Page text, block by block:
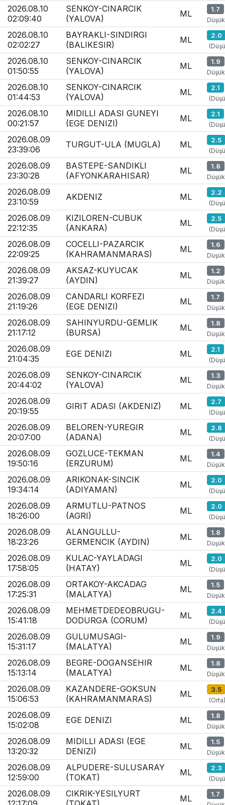
2026.08.10
02:09:40
SENKOY-CINARCIK
(YALOVA)
ML 1.7
2026.08.10
02:02:27
BAYRAKLI-SINDIRGI
(BALIKESIR)
ML 2.0
2026.08.10
01:50:55
SENKOY-CINARCIK
(YALOVA)
ML 1.9
2026.08.10
01:44:53
SENKOY-CINARCIK
(YALOVA)
ML 2.1
2026.08.10
00:21:57
MIDILLI ADASI GUNEYI
(EGE DENIZI)
ML 2.1
2026.08.09
23:39:06
TURGUT-ULA (MUGLA) ML 2.5
2026.08.09
23:30:28
BASTEPE-SANDIKLI
(AFYONKARAHISAR)
ML 1.8
2026.08.09
23:10:59
AKDENIZ ML 2.2
2026.08.09
22:12:35
KIZILOREN-CUBUK
(ANKARA)
ML 2.5
2026.08.09
22:09:25
COCELLI-PAZARCIK
(KAHRAMANMARAS)
ML 1.6
2026.08.09
21:39:27
AKSAZ-KUYUCAK
(AYDIN)
ML 1.2
2026.08.09
21:19:26
CANDARLI KORFEZI
(EGE DENIZI)
ML 1.7
2026.08.09
21:17:12
SAHINYURDU-GEMLIK
(BURSA)
ML 1.8
2026.08.09
21:04:35
EGE DENIZI ML 2.1
2026.08.09
20:44:02
SENKOY-CINARCIK
(YALOVA)
ML 1.3
2026.08.09
20:19:55
GIRIT ADASI (AKDENIZ) ML 2.7
2026.08.09
20:07:00
BELOREN-YUREGIR
(ADANA)
ML 2.8
2026.08.09
19:50:16
GOZLUCE-TEKMAN
(ERZURUM)
ML 1.4
2026.08.09
19:34:14
ARIKONAK-SINCIK
(ADIYAMAN)
ML 2.0
2026.08.09
18:26:00
ARMUTLU-PATNOS
(AGRI)
ML 2.0
2026.08.09
18:23:26
ALANGULLU-
GERMENCIK (AYDIN)
ML 1.8
2026.08.09
17:58:05
KULAC-YAYLADAGI
(HATAY)
ML 2.0
2026.08.09
17:25:31
ORTAKOY-AKCADAG
(MALATYA)
ML 1.5
2026.08.09
15:41:18
MEHMETDEDEOBRUGU-
DODURGA (CORUM)
ML 2.4
2026.08.09
15:31:17
GULUMUSAGI-
(MALATYA)
ML 1.9
2026.08.09
15:13:14
BEGRE-DOGANSEHIR
(MALATYA)
ML 1.8
2026.08.09
15:06:53
KAZANDERE-GOKSUN
(KAHRAMANMARAS)
ML 3.5
(Orta)
2026.08.09
15:02:08
EGE DENIZI ML 1.8
2026.08.09
13:20:32
MIDILLI ADASI (EGE
DENIZI)
ML 1.5
2026.08.09
12:59:00
ALPUDERE-SULUSARAY
(TOKAT)
ML 2.3
2026.08.09
CIKRIK-YESILYURT
ML 1.7